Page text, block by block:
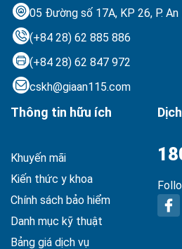
05 Đường số 17A, KP 26, P. An
(+84 28) 62 885 886
(+84 28) 62 847 972
cskh@giaan115.com
Thông tin hữu ích
Khuyến mãi
Kiến thức y khoa
Chính sách bảo hiểm
Danh mục kỹ thuật
Bảng giá dịch vụ